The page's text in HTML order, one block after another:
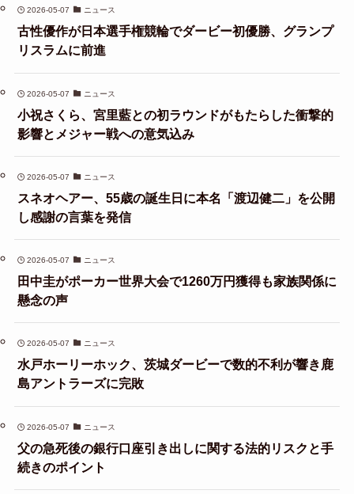
2026-05-07 ニュース
古性優作が日本選手権競輪でダービー初優勝、グランプ
リスラムに前進
2026-05-07 ニュース
小祝さくら、宮里藍との初ラウンドがもたらした衝撃的
影響とメジャー戦への意気込み
2026-05-07 ニュース
スネオヘアー、55歳の誕生日に本名「渡辺健二」を公開
し感謝の言葉を発信
2026-05-07 ニュース
田中圭がポーカー世界大会で1260万円獲得も家族関係に
懸念の声
2026-05-07 ニュース
水戸ホーリーホック、茨城ダービーで数的不利が響き鹿
島アントラーズに完敗
2026-05-07 ニュース
父の急死後の銀行口座引き出しに関する法的リスクと手
続きのポイント